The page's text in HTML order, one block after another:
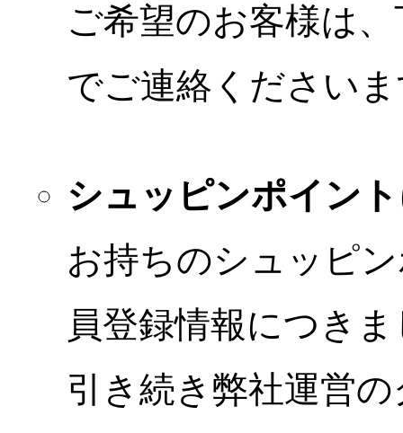
ご希望のお客様は
でご連絡ください
シュッピンポイン
お持ちのシュッピ
員登録情報につき
引き続き弊社運営